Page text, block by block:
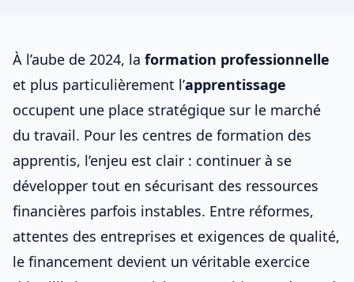
À l’aube de 2024, la formation professionnelle
et plus particulièrement l’apprentissage
occupent une place stratégique sur le marché
du travail. Pour les centres de formation des
apprentis, l’enjeu est clair : continuer à se
développer tout en sécurisant des ressources
financières parfois instables. Entre réformes,
attentes des entreprises et exigences de qualité,
le financement devient un véritable exercice